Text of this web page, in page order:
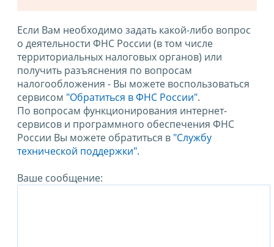
Если Вам необходимо задать какой-либо вопрос
о деятельности ФНС России (в том числе
территориальных налоговых органов) или
получить разъяснения по вопросам
налогообложения - Вы можете воспользоваться
сервисом "Обратиться в ФНС России".
По вопросам функционирования интернет-
сервисов и программного обеспечения ФНС
России Вы можете обратиться в "Службу
технической поддержки".
Ваше сообщение: